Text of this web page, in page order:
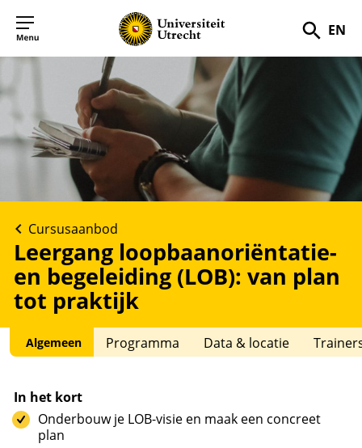
EN
Leergang loopbaanoriëntatie-
en begeleiding (LOB): van plan
tot praktijk
Cursusaanbod
Algemeen Programma Data & locatie
In het kort
Onderbouw je LOB-visie en maak een concreet
plan